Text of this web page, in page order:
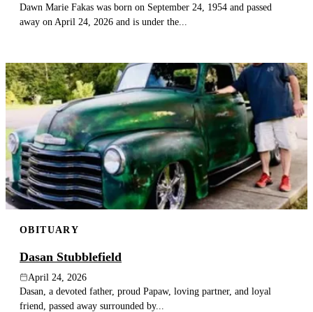
Dawn Marie Fakas was born on September 24, 1954 and passed
away on April 24, 2026 and is under the...
OBITUARY
Dasan Stubblefield
April 24, 2026
Dasan, a devoted father, proud Papaw, loving partner, and loyal
friend, passed away surrounded by...